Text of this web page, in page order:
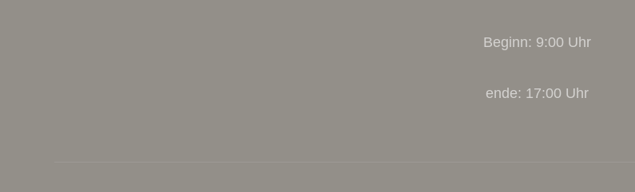
Beginn: 9:00 Uhr
ende: 17:00 Uhr